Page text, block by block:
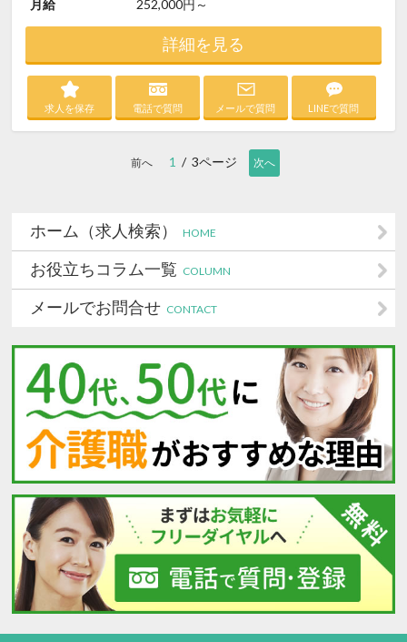
月給
252,000円～
詳細を見る
求人を保存 電話で質問 メールで質問 LINEで質問
前へ 1 / 3ページ 次へ
ホーム（求人検索）HOME
お役立ちコラム一覧 COLUMN
メールでお問合せ CONTACT